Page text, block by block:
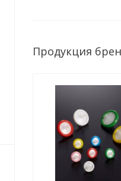
Продукция